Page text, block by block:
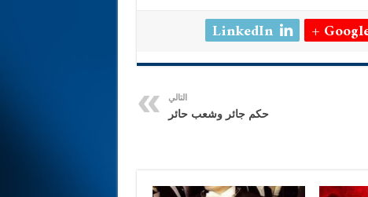
Google
LinkedIn
التالي
حكم جائر وشعب حائر